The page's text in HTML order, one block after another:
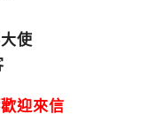
使
迎來信